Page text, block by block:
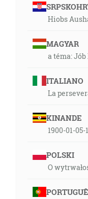
Hiobs
MAGYAR
a téma:
ITALIANO
La
KINANDE
1900-01-
POLSKI
O